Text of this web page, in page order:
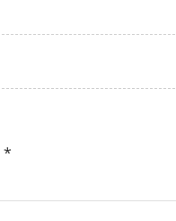
*